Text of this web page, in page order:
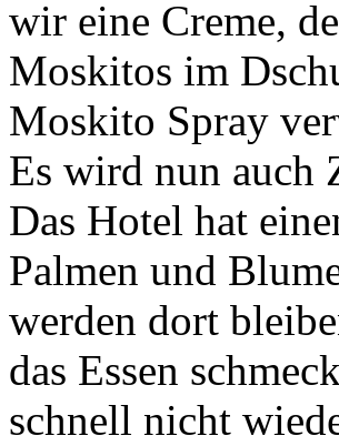
wir eine Creme,
Moskitos im
Moskito Spray
Es wird nun auch
Das Hotel hat
Palmen und
werden dort
das Essen
schnell nicht